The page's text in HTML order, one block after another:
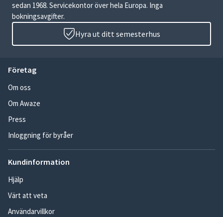
sedan 1968. Servicekontor över hela Europa. Inga
bokningsavgifter.
Hyra ut ditt semesterhus
Företag
Om oss
Om Awaze
Press
Inloggning för byråer
Kundinformation
Hjälp
Värt att veta
Användarvillkor